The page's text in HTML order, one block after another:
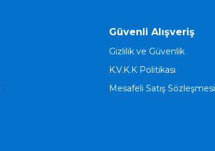
Güvenli Alışveriş
Gizlilik ve Güvenlik
K.V.K.K Politikası
Mesafeli Satış Sözleşmesi